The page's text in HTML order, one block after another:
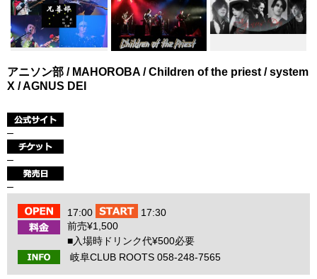
アニソン部 / MAHOROBA / Children of the priest / system
X / AGNUS DEI
–
–
–
17:00
17:30
前売¥1,500
■入場時ドリンク代¥500必要
岐阜CLUB ROOTS 058-248-7565